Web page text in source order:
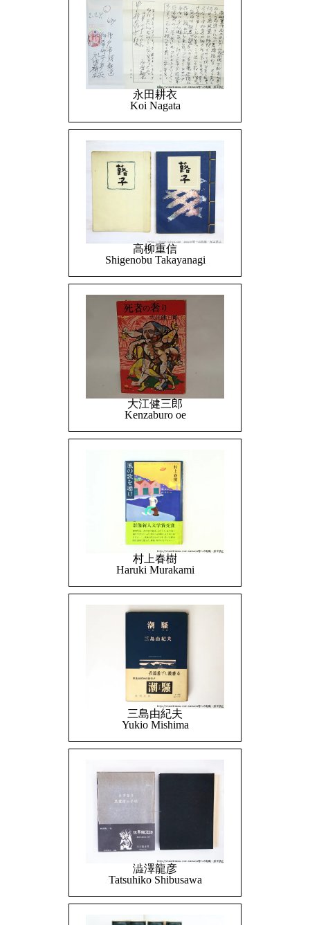
永田耕衣
Koi Nagata
高柳重信
Shigenobu Takayanagi
大江健三郎
Kenzaburo oe
村上春樹
Haruki Murakami
三島由紀夫
Yukio Mishima
澁澤龍彦
Tatsuhiko Shibusawa